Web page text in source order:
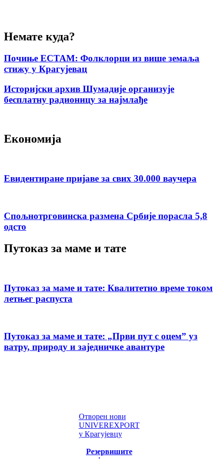
Немате куда?
Почиње ЕСТАМ: Фолклорци из више земаља
стижу у Крагујевац
Историјски архив Шумадије организује
бесплатну радионицу за најмлађе
Економија
Евидентиране пријаве за свих 30.000 ваучера
Спољнотрговинска размена Србије порасла 5,8
одсто
Путоказ за маме и тате
Путоказ за маме и тате: Квалитетно време током
летњег распуста
Путоказ за маме и тате: „Први пут с оцемˮ уз
ватру, природу и заједничке авантуре
Отворен нови
UNIVEREXPORT
у Крагујевцу
Резервишите